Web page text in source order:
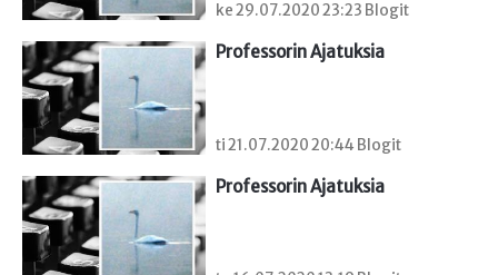
ke 29.07.2020 23:23 Blogit
Professorin Ajatuksia
ti 21.07.2020 20:44 Blogit
Professorin Ajatuksia